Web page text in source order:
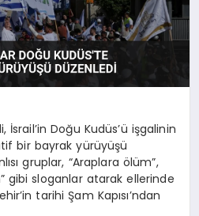
İsrail’in Doğu Kudüs’ü işgalinin
bir bayrak yürüyüşü
gruplar, “Araplara ölüm”,
gibi sloganlar atarak ellerinde
tarihi Şam Kapısı’ndan